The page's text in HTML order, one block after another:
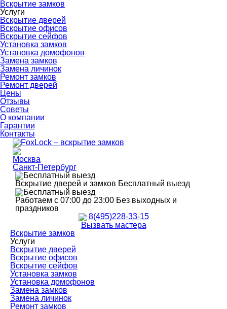
Вскрытие замков
Услуги
Вскрытие дверей
Вскрытие офисов
Вскрытие сейфов
Установка замков
Установка домофонов
Замена замков
Замена личинок
Ремонт замков
Ремонт дверей
Цены
Отзывы
Советы
О компании
Гарантии
Контакты
Москва
Санкт-Петербург
Вскрытие дверей и замков Бесплатный выезд
Работаем с 07:00 до 23:00 Без выходных и
праздников
8(495)228-33-15
Вызвать мастера
Вскрытие замков
Услуги
Вскрытие дверей
Вскрытие офисов
Вскрытие сейфов
Установка замков
Установка домофонов
Замена замков
Замена личинок
Ремонт замков